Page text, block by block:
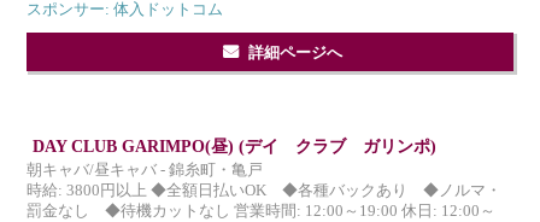
スポンサー: 体入ドットコム
詳細ページへ
DAY CLUB GARIMPO(昼) (デイ クラブ ガリンポ)
朝キャバ/昼キャバ - 錦糸町・亀戸
時給: 3800円以上 ◆全額日払いOK ◆各種バックあり ◆ノルマ・
罰金なし ◆待機カットなし 営業時間: 12:00～19:00 休日: 12:00～